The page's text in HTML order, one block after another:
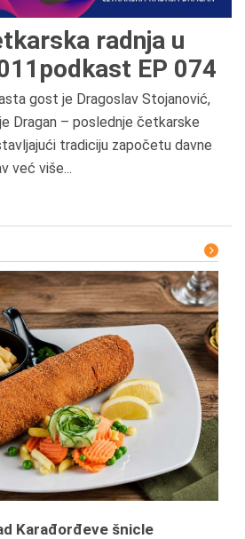
radnja u
EP 074
gost je Dragoslav Stojanović,
Dragan – poslednje četkarske
tradiciju započetu davne
već više...
Karađorđeve šnicle